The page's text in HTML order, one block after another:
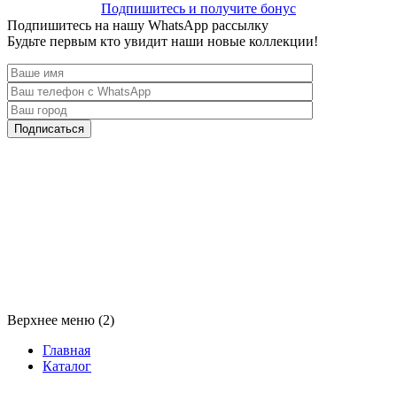
Подпишитесь и получите бонус
Подпишитесь на нашу WhatsApp рассылку
Будьте первым кто увидит наши новые коллекции!
Верхнее меню (2)
Главная
Каталог